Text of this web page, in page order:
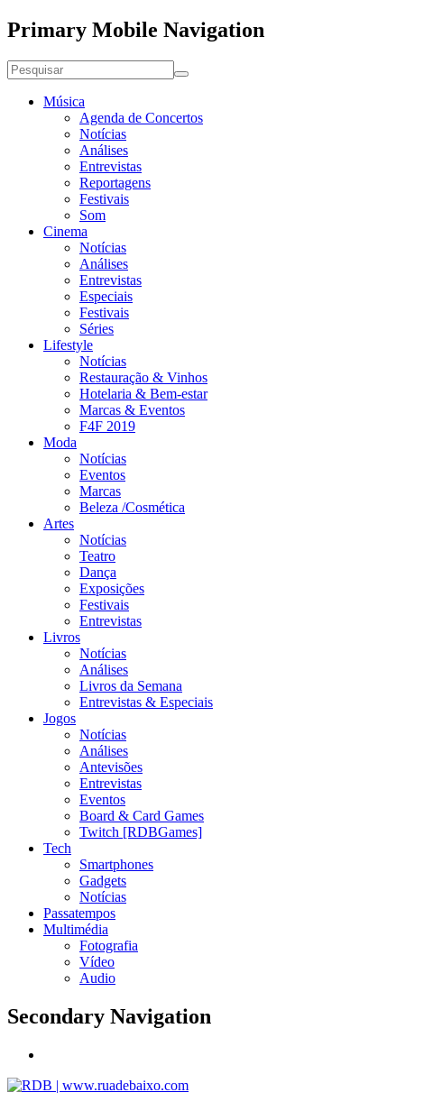
Primary Mobile Navigation
Música
Agenda de Concertos
Notícias
Análises
Entrevistas
Reportagens
Festivais
Som
Cinema
Notícias
Análises
Entrevistas
Especiais
Festivais
Séries
Lifestyle
Notícias
Restauração & Vinhos
Hotelaria & Bem-estar
Marcas & Eventos
F4F 2019
Moda
Notícias
Eventos
Marcas
Beleza /Cosmética
Artes
Notícias
Teatro
Dança
Exposições
Festivais
Entrevistas
Livros
Notícias
Análises
Livros da Semana
Entrevistas & Especiais
Jogos
Notícias
Análises
Antevisões
Entrevistas
Eventos
Board & Card Games
Twitch [RDBGames]
Tech
Smartphones
Gadgets
Notícias
Passatempos
Multimédia
Fotografia
Vídeo
Audio
Secondary Navigation